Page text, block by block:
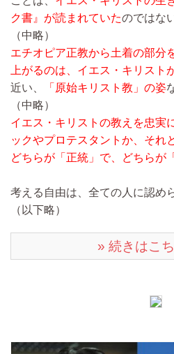
ク書』が読まれていたのではな
（中略）
エチオピア正教から土着の部分
上がるのは、イエス・キリスト
近い、
「原始キリスト教」の姿
（中略）
イエス・キリストの教えを忠実
ックやプロテスタントか、それ
どちらが「正統」で、どちらが
考える自由は、全ての人に認め
（以下略）
» 続きはこ